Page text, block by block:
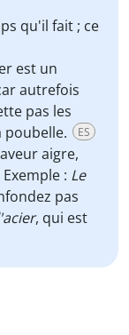
qu'il fait ; ce
est un
autrefois
pas les
poubelle.
ES
aigre,
: Le
pas
, qui est